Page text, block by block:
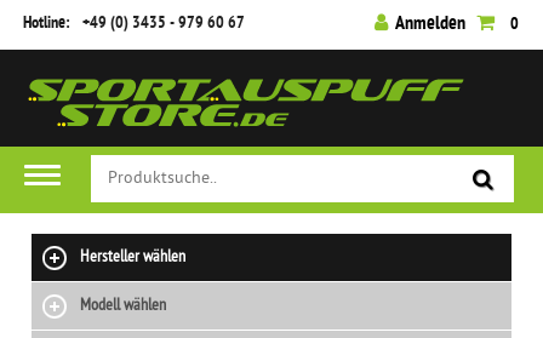
Hotline: +49 (0) 3435 - 979 60 67 Anmelden 0
Hersteller wählen
Modell wählen